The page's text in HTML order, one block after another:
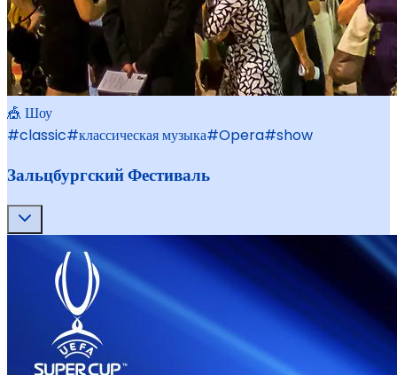
🎪 Шоу
#classic#классическая музыка#Opera#show
Зальцбургский Фестиваль